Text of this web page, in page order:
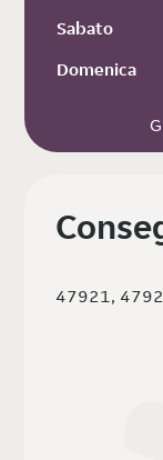
Sabato
Domenica
47921,